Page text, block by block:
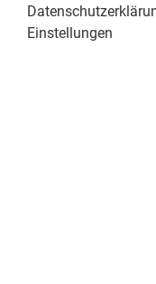
Einstellungen